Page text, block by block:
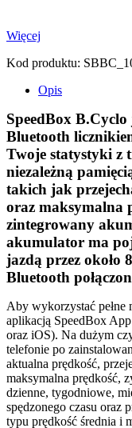
Więcej
Kod produktu:
Opis
SpeedBox
Bluetooth
Twoje statystyki z
niezależną
takich jak
oraz maksymalna
zintegrowany
akumulator ma
jazdą przez około
Bluetooth
Aby wykorzystać pełne
aplikacją SpeedBox
oraz iOS). Na dużym
telefonie po
aktualna prędkość,
maksymalna prędkość,
dzienne, tygodniowe,
spędzonego czasu oraz
typu prędkość średnia i